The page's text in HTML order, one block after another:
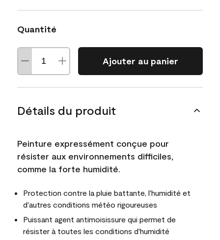
Quantité
Ajouter au panier
Détails du produit
Peinture expressément conçue pour
résister aux environnements difficiles,
comme la forte humidité.
Protection contre la pluie battante, l'humidité et
d'autres conditions météo rigoureuses
Puissant agent antimoisissure qui permet de
résister à toutes les conditions d'humidité